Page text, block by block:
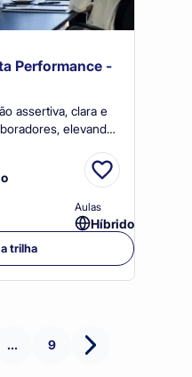
Performance -
assertiva, clara e
elevando
efetividade
corporativo.
Aulas
Híbrido
trilha
... 9